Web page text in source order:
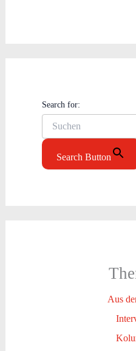
Search for:
Search Button
Aus